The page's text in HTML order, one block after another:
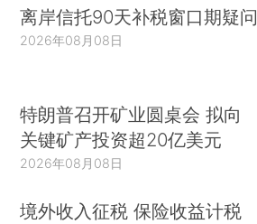
离岸信托90天补税窗口期疑问
2026年08月08日
特朗普召开矿业圆桌会 拟向
关键矿产投资超20亿美元
2026年08月08日
境外收入征税 保险收益计税